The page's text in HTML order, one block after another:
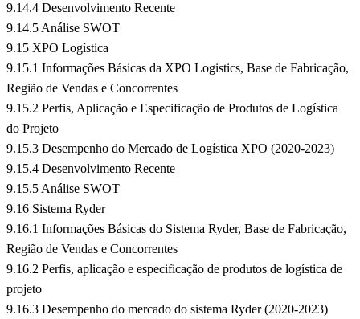
9.14.4 Desenvolvimento Recente
9.14.5 Análise SWOT
9.15 XPO Logística
9.15.1 Informações Básicas da XPO Logistics, Base de Fabricação,
Região de Vendas e Concorrentes
9.15.2 Perfis, Aplicação e Especificação de Produtos de Logística
do Projeto
9.15.3 Desempenho do Mercado de Logística XPO (2020-2023)
9.15.4 Desenvolvimento Recente
9.15.5 Análise SWOT
9.16 Sistema Ryder
9.16.1 Informações Básicas do Sistema Ryder, Base de Fabricação,
Região de Vendas e Concorrentes
9.16.2 Perfis, aplicação e especificação de produtos de logística de
projeto
9.16.3 Desempenho do mercado do sistema Ryder (2020-2023)